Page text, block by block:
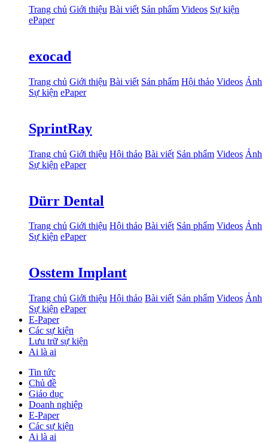
Trang chủ Giới thiệu Bài viết Sản phẩm Videos Sự kiện
ePaper
exocad
Trang chủ Giới thiệu Bài viết Sản phẩm Hội thảo Videos Ảnh
Sự kiện ePaper
SprintRay
Trang chủ Giới thiệu Hội thảo Bài viết Sản phẩm Videos Ảnh
Sự kiện ePaper
Dürr Dental
Trang chủ Giới thiệu Hội thảo Bài viết Sản phẩm Videos Ảnh
Sự kiện ePaper
Osstem Implant
Trang chủ Giới thiệu Hội thảo Bài viết Sản phẩm Videos Ảnh
Sự kiện ePaper
E-Paper
Các sự kiện
Lưu trữ sự kiện
Ai là ai
Tin tức
Chủ đề
Giáo dục
Doanh nghiệp
E-Paper
Các sự kiện
Ai là ai